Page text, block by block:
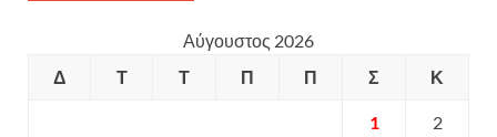
Αύγουστος 2026
Δ
Τ Τ Π Π Σ Κ
1 2